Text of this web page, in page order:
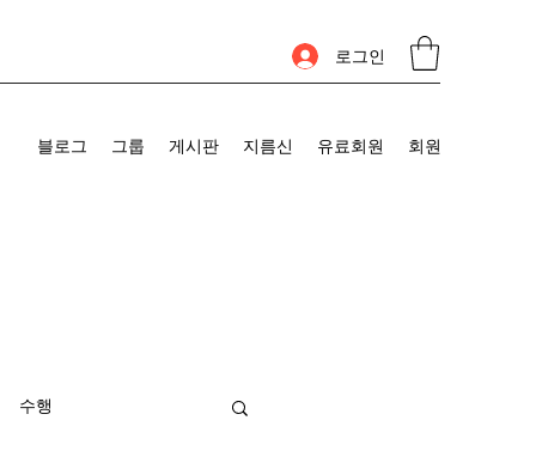
로그인
블로그 그룹 게시판 지름신 유료회원 회원
수행